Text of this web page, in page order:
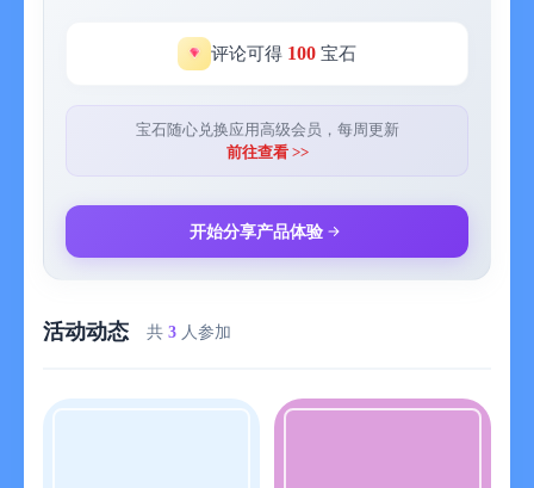
地克里奥尔语、韩语*、豪萨语、荷兰语、吉尔吉斯语、加利西亚
语、加泰罗尼亚语、捷克语、克罗地亚语、科萨语、孔卡尼语、
脱维亚语、立陶宛语、林加拉语、卢森堡语、伦巴第语、罗马尼
亚语、马达加斯加语、马耳他语、马拉地语、马来语、马其顿
语、迈蒂利语、毛利语、蒙古语、孟加拉语、缅甸语、尼泊尔
（巴西）*、日语*、瑞典语、塞尔维亚语、世界语、斯洛伐克
语、斯洛文尼亚语、斯瓦希里语、塔吉克语、塔加洛语、塔塔尔
语、泰卢固语、泰米尔语、土耳其语、土库曼语、威尔士语、沃
语*、西班牙语（拉美）、希腊语、西西里语、匈牙利语、宿务
爪哇语、中文（简体）*、中文（繁体）*
评论可得 100 宝石
宝石随心兑换应用高级会员，每周更新
前往查看 >>
开始分享产品体验
活动动态 共 3 人参加